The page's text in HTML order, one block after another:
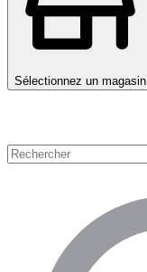
Sélectionnez un magasin